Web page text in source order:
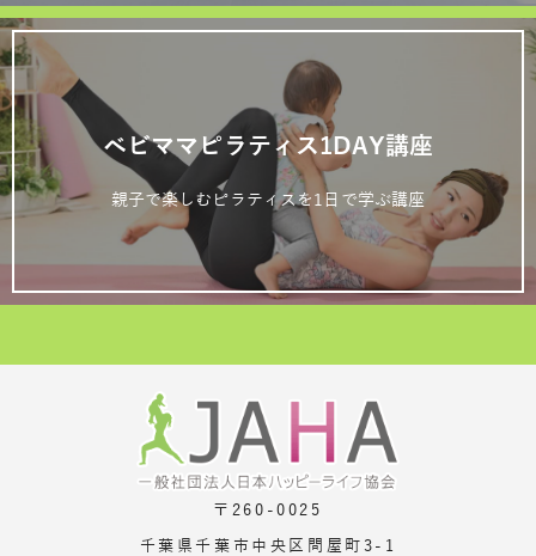
ベビママピラティス1DAY講座
親子で楽しむピラティスを1日で学ぶ講座
〒260-0025
千葉県千葉市中央区問屋町3-1